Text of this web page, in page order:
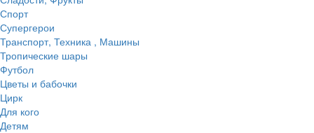
Спорт
Супергерои
Транспорт, Техника , Машины
Тропические шары
Футбол
Цветы и бабочки
Цирк
Для кого
Детям